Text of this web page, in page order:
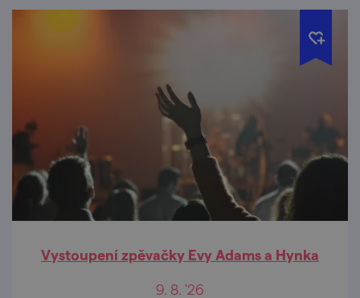
Vystoupení zpěvačky Evy Adams a Hynka
9. 8. '26